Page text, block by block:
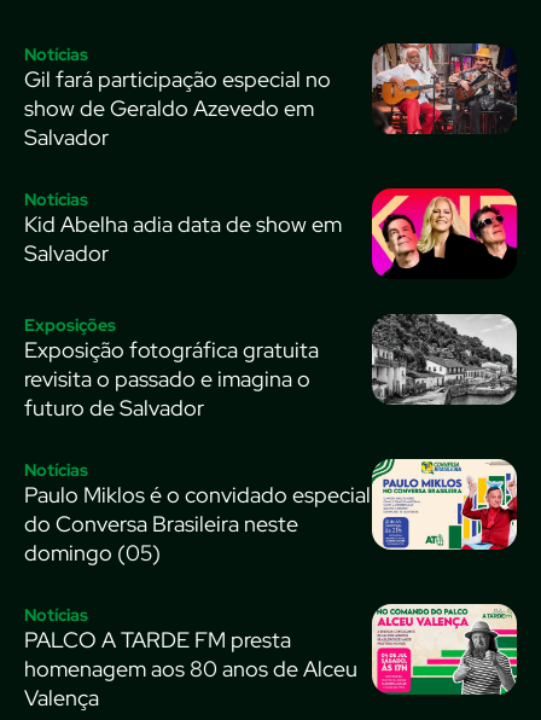
Notícias
Gil fará participação especial no
show de Geraldo Azevedo em
Salvador
Notícias
Kid Abelha adia data de show em
Salvador
Exposições
Exposição fotográfica gratuita
revisita o passado e imagina o
futuro de Salvador
Notícias
Paulo Miklos é o convidado especial
do Conversa Brasileira neste
domingo (05)
Notícias
PALCO A TARDE FM presta
homenagem aos 80 anos de Alceu
Valença